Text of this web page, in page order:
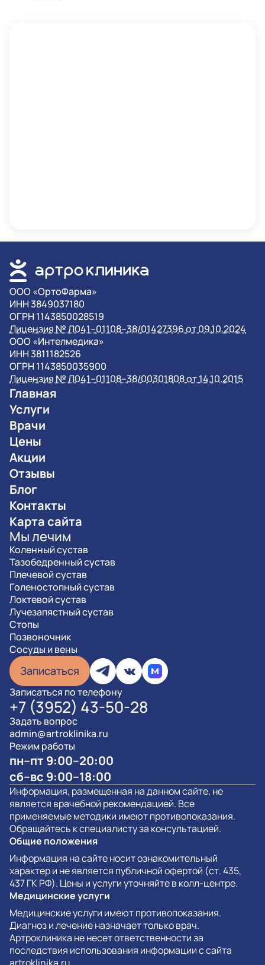
OOO «ОртоФарма»
ИНН 3849037180
ОГРН 1143850028519
Лицензия № Л041–01108–38/01427396 от 09.10.2024
OOO «Интелмедика»
ИНН 3811182526
ОГРН 1143850035900
Лицензия № Л041–01108–38/00301808 от 14.10.2015
Главная
Услуги
Врачи
Цены
Акции
Отзывы
Блог
Контакты
Карта сайта
Мы лечим
Коленный сустав
Тазобедренный сустав
Плечевой сустав
Голеностопный сустав
Локтевой сустав
Лучезапястный сустав
Стопы
Позвоночник
Сосуды и вены
Записаться
Записаться по телефону
+7 (3952) 43-50-28
Задать вопрос
admin@artroklinika.ru
Режим работы
пн–пт 9:00–20:00
сб–вс 9:00–18:00
Информация, размещенная на данном сайте, не
является врачебной рекомендацией. Все
применяемые методики имеют противопоказания.
Обращайтесь к специалисту за консультацией.
Общие положения
Информация на сайте носит ознакомительный
характер и не является публичной офертой (ст. 435,
437 ГК РФ). Цены и услуги уточняйте в колл-центре.
Медицинские услуги
Медицинские услуги имеют противопоказания.
Диагноз и лечение назначает только врач.
Артроклиника не несет ответственности за
последствия использования информации с сайта